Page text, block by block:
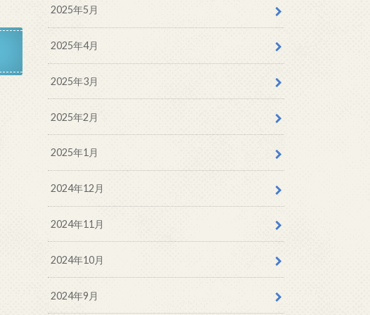
2025年5月
2025年4月
2025年3月
2025年2月
2025年1月
2024年12月
2024年11月
2024年10月
2024年9月